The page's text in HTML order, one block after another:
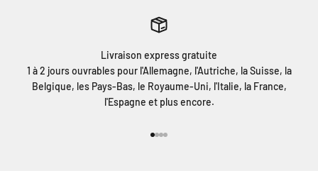
Livraison express gratuite
1 à 2 jours ouvrables pour l'Allemagne, l'Autriche, la Suisse, la
Belgique, les Pays-Bas, le Royaume-Uni, l'Italie, la France,
l'Espagne et plus encore.